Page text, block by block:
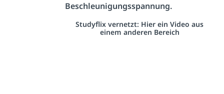
Beschleunigungsspannung.
Studyflix vernetzt: Hier ein Video aus
einem anderen Bereich